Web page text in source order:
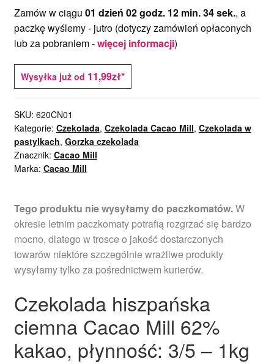
Zamów w ciągu 01 dzień 02 godz. 12 min. 34 sek., a
paczkę wyślemy - jutro(dotyczy zamówień opłaconych
lub za pobraniem -więcej informacji)
Wysyłka już od 11,99zł*
SKU: 620CN01
Kategorie: Czekolada, Czekolada Cacao Mill, Czekolada w
pastylkach, Gorzka czekolada
Znacznik: Cacao Mill
Marka: Cacao Mill
Tego produktu nie wysyłamy do paczkomatów.W
okresie letnim paczkomaty potrafią rozgrzać się bardzo
mocno, dlatego w trosce o jakość dostarczonych
towarów niektóre szczególnie wrażliwe produkty
wysyłamy tylko za pośrednictwem kurierów.
Czekolada hiszpańska
ciemna Cacao Mill 62%
kakao, płynność: 3/5 – 1kg